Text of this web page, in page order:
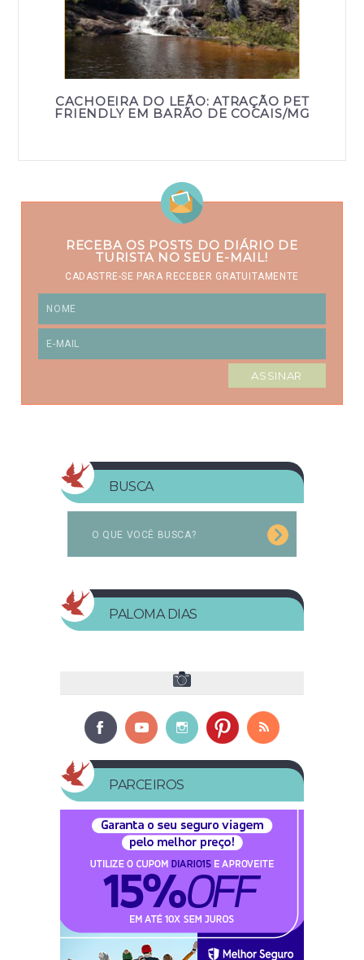
CACHOEIRA DO LEÃO: ATRAÇÃO PET
FRIENDLY EM BARÃO DE COCAIS/MG
RECEBA OS POSTS DO DIÁRIO DE
TURISTA NO SEU E-MAIL!
CADASTRE-SE PARA RECEBER GRATUITAMENTE
BUSCA
PALOMA DIAS
PARCEIROS